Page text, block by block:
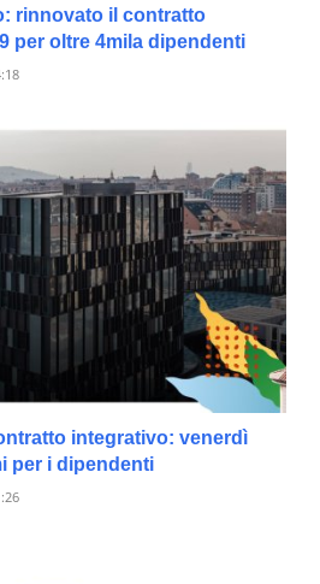
rinnovato il contratto
per oltre 4mila dipendenti
integrativo: venerdì
per i dipendenti